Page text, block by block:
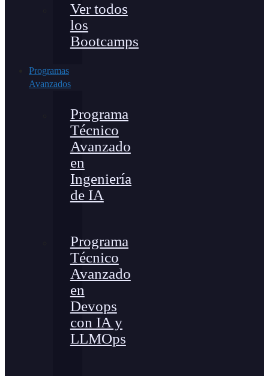
Ver todos
los
Bootcamps
Programas
Avanzados
Programa
Técnico
Avanzado
en
Ingeniería
de IA
Programa
Técnico
Avanzado
en
Devops
con IA y
LLMOps